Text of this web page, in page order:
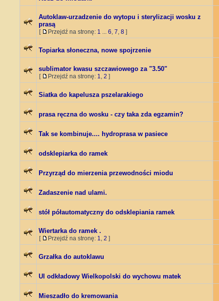
Autoklaw-urzadzenie do wytopu i sterylizacji wosku z
prasą
[ Przejdź na stronę: 1 ... 6, 7, 8 ]
Topiarka słoneczna, nowe spojrzenie
sublimator kwasu szczawiowego za "3.50"
[ Przejdź na stronę: 1, 2 ]
Siatka do kapelusza pszelarakiego
prasa ręczna do wosku - czy taka zda egzamin?
Tak se kombinuje.... hydroprasa w pasiece
odsklepiarka do ramek
Przyrząd do mierzenia przewodności miodu
Zadaszenie nad ulami.
stół półautomatyczny do odsklepiania ramek
Wiertarka do ramek .
[ Przejdź na stronę: 1, 2 ]
Grzałka do autoklawu
Ul odkładowy Wielkopolski do wychowu matek
Mieszadło do kremowania